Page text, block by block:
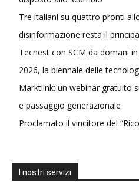
Tre italiani su quattro pronti
disinformazione resta il
Tecnest con SCM da domani
2026, la biennale delle
Marktlink: un webinar gratuito
e passaggio generazionale
Proclamato il vincitore del
I nostri servizi